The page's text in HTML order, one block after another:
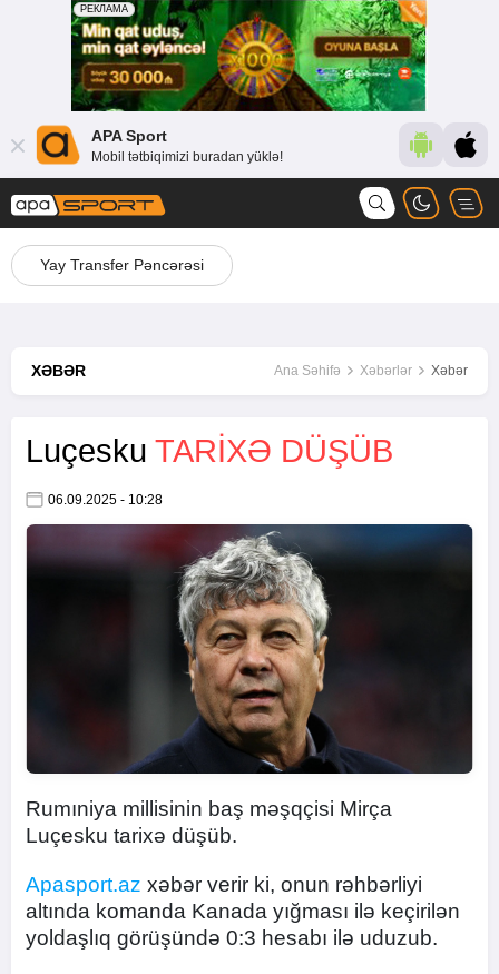
APA Sport
Mobil tətbiqimizi buradan yüklə!
Yay Transfer Pəncərəsi
XƏBƏR Ana Səhifə Xəbərlər Xəbər
Luçesku TARİXƏ DÜŞÜB
06.09.2025 - 10:28
Rumıniya millisinin baş məşqçisi Mirça
Luçesku tarixə düşüb.
Apasport.az xəbər verir ki, onun rəhbərliyi
altında komanda Kanada yığması ilə keçirilən
yoldaşlıq görüşündə 0:3 hesabı ilə uduzub.